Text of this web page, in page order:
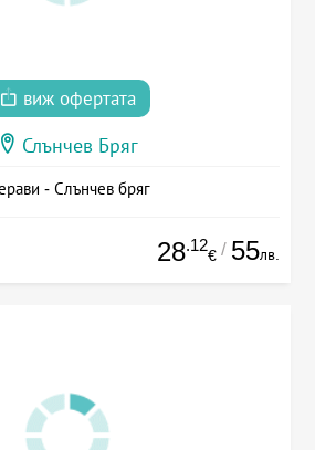
виж офертата
Слънчев Бряг
- Слънчев бряг
28.12
€ / 55лв.